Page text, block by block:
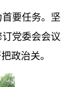
要任务。
党委会会
政治关。